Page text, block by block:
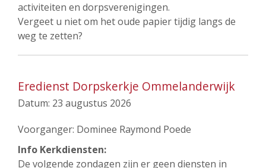
activiteiten en dorpsverenigingen.
Vergeet u niet om het oude papier tijdig langs de
weg te zetten?
Eredienst Dorpskerkje Ommelanderwijk
Datum: 23 augustus 2026
Voorganger: Dominee Raymond Poede
Info Kerkdiensten:
De volgende zondagen zijn er geen diensten in